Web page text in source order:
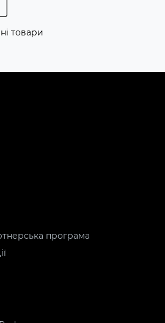
товари
програма